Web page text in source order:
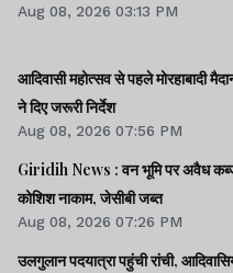
Aug 08, 2026 03:13 PM
आदिवासी महोत्सव से पहले मोरहाबादी
ने दिए जरूरी निर्देश
Aug 08, 2026 07:56 PM
Giridih News : वन भूमि पर अवैध
कोशिश नाकाम, जेसीबी जब्त
Aug 08, 2026 07:26 PM
उलगुलान पदयात्रा पहुंची रांची,